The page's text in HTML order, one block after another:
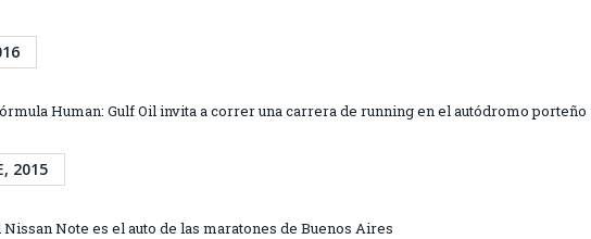
Human: Gulf Oil invita a correr una carrera de running en el autódromo porteño
2015
Nissan Note es el auto de las maratones de Buenos Aires